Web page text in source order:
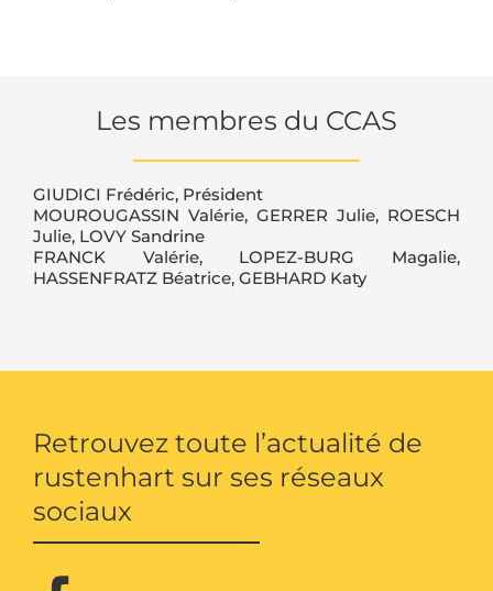
Les membres du CCAS
GIUDICI Frédéric, Président
MOUROUGASSIN Valérie, GERRER Julie, ROESCH
Julie, LOVY Sandrine
FRANCK Valérie, LOPEZ-BURG Magalie,
HASSENFRATZ Béatrice, GEBHARD Katy
Retrouvez toute l’actualité de
rustenhart sur ses réseaux
sociaux